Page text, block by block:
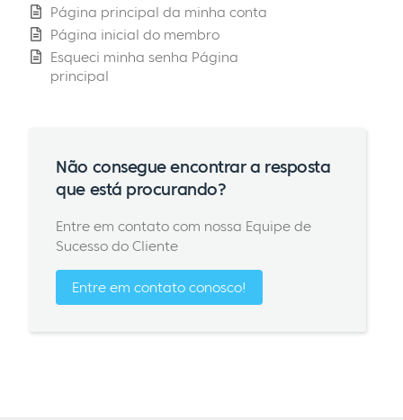
Página principal da minha conta
Página inicial do membro
Esqueci minha senha Página
principal
Não consegue encontrar a resposta
que está procurando?
Entre em contato com nossa Equipe de
Sucesso do Cliente
Entre em contato conosco!